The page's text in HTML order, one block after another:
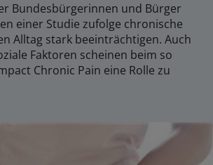
Bundesbürgerinnen und Bürger
einer Studie zufolge chronische
Alltag stark beeinträchtigen. Auch
Faktoren scheinen beim so
Chronic Pain eine Rolle zu